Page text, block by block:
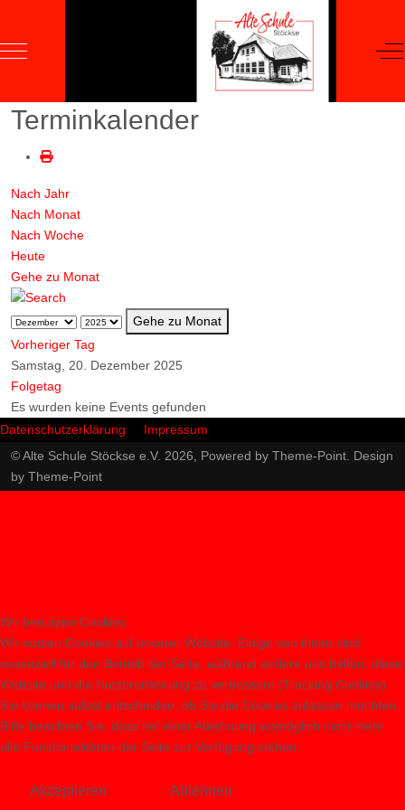
Mobile Menu Toggle
Terminkalender
Nach Jahr
Nach Monat
Nach Woche
Heute
Gehe zu Monat
Gehe zu Monat
Vorheriger Tag
Samstag, 20. Dezember 2025
Folgetag
Es wurden keine Events gefunden
Datenschutzerklärung
Impressum
© Alte Schule Stöckse e.V. 2026, Powered by Theme-Point. Design
by Theme-Point
Wir benutzen Cookies
Wir nutzen Cookies auf unserer Website. Einige von ihnen sind
essenziell für den Betrieb der Seite, während andere uns helfen, diese
Website und die Nutzererfahrung zu verbessern (Tracking Cookies).
Sie können selbst entscheiden, ob Sie die Cookies zulassen möchten.
Bitte beachten Sie, dass bei einer Ablehnung womöglich nicht mehr
alle Funktionalitäten der Seite zur Verfügung stehen.
Akzeptieren Ablehnen